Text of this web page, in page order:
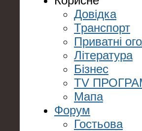
Довідка
Транспорт
Приватні
Література
Бізнес
TV
Мапа
Форум
Гостьова